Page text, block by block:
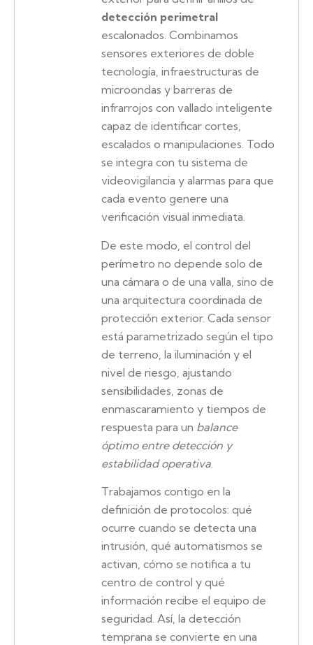
detección perimetral
escalonados. Combinamos
sensores exteriores de doble
tecnología, infraestructuras de
microondas y barreras de
infrarrojos con vallado inteligente
capaz de identificar cortes,
escalados o manipulaciones. Todo
se integra con tu sistema de
videovigilancia y alarmas para que
cada evento genere una
verificación visual inmediata.
De este modo, el control del
perímetro no depende solo de
una cámara o de una valla, sino de
una arquitectura coordinada de
protección exterior. Cada sensor
está parametrizado según el tipo
de terreno, la iluminación y el
nivel de riesgo, ajustando
sensibilidades, zonas de
enmascaramiento y tiempos de
respuesta para un balance
óptimo entre detección y
estabilidad operativa.
Trabajamos contigo en la
definición de protocolos: qué
ocurre cuando se detecta una
intrusión, qué automatismos se
activan, cómo se notifica a tu
centro de control y qué
información recibe el equipo de
seguridad. Así, la detección
temprana se convierte en una